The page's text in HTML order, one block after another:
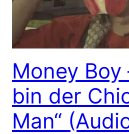
Money Boy
bin der
Man“